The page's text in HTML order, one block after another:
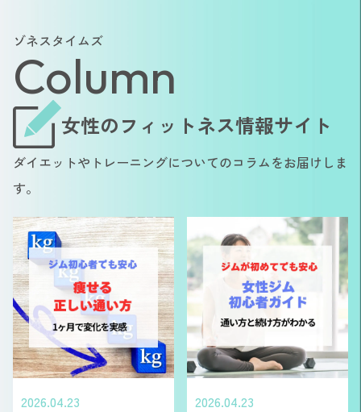
ゾネスタイムズ
Column
女性のフィットネス情報サイト
ダイエットやトレーニングについてのコラムをお届けしま
す。
2026.04.23 2026.04.23